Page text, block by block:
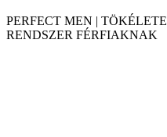
PERFECT MEN |
RENDSZER FÉRFIAKNAK